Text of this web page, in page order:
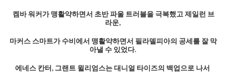
켐바 워커가 맹활약하면서 초반 파울 트러블을 극복했고 제일런 브
라운,
마커스 스마트가 수비에서 맹활약하면서 필라델피아의 공세를 잘 막
아낼 수 있었다.
에네스 칸터, 그랜트 윌리엄스는 대니얼 타이즈의 백업으로 나서